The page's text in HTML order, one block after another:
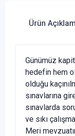
Ürün
Günümüz
hedefin hem
olduğu
sınavlarına
sınavlarda
ve sıkı
Meri